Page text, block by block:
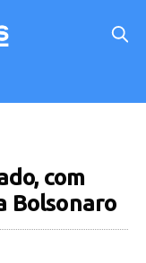
com
Bolsonaro